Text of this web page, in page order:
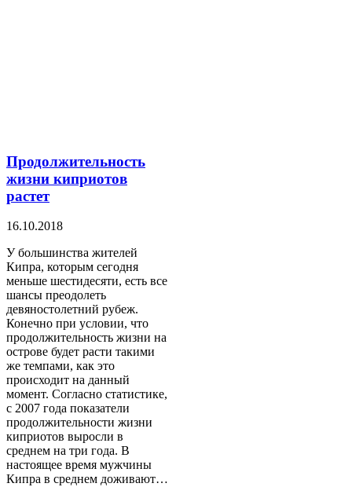
Продолжительность
жизни киприотов
растет
16.10.2018
У большинства жителей
Кипра, которым сегодня
меньше шестидесяти, есть все
шансы преодолеть
девяностолетний рубеж.
Конечно при условии, что
продолжительность жизни на
острове будет расти такими
же темпами, как это
происходит на данный
момент. Согласно статистике,
с 2007 года показатели
продолжительности жизни
киприотов выросли в
среднем на три года. В
настоящее время мужчины
Кипра в среднем доживают…